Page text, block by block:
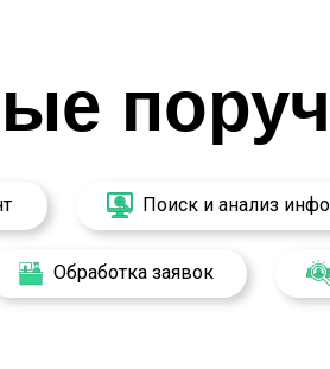
Поиск и анализ
Обработка заявок